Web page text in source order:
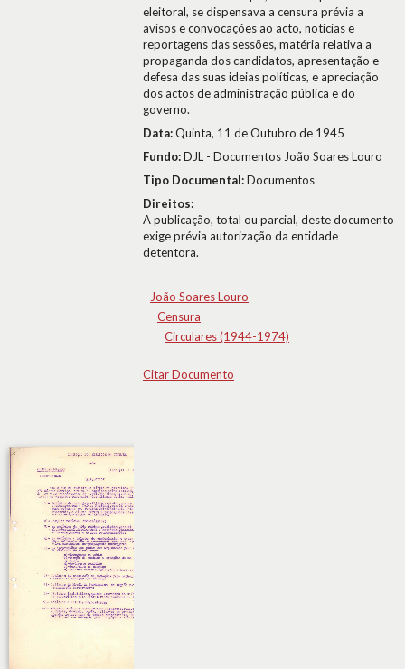
eleitoral, se dispensava a censura prévia a
avisos e convocações ao acto, notícias e
reportagens das sessões, matéria relativa a
propaganda dos candidatos, apresentação e
defesa das suas ideias políticas, e apreciação
dos actos de administração pública e do
governo.
Data:Quinta, 11 de Outubro de 1945
Fundo:DJL - Documentos João Soares Louro
Tipo Documental:Documentos
Direitos:
A publicação, total ou parcial, deste documento
exige prévia autorização da entidade
detentora.
João Soares Louro
Censura
Circulares (1944-1974)
Citar Documento